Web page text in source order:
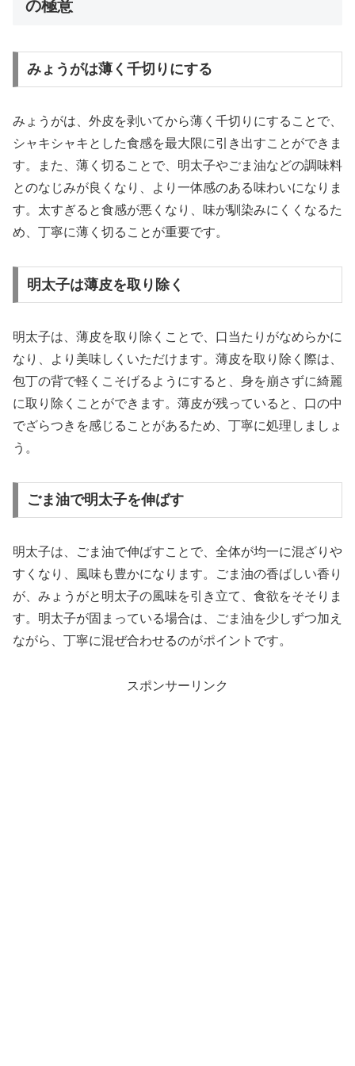
の極意
みょうがは薄く千切りにする
みょうがは、外皮を剥いてから薄く千切りにすることで、
シャキシャキとした食感を最大限に引き出すことができま
す。また、薄く切ることで、明太子やごま油などの調味料
とのなじみが良くなり、より一体感のある味わいになりま
す。太すぎると食感が悪くなり、味が馴染みにくくなるた
め、丁寧に薄く切ることが重要です。
明太子は薄皮を取り除く
明太子は、薄皮を取り除くことで、口当たりがなめらかに
なり、より美味しくいただけます。薄皮を取り除く際は、
包丁の背で軽くこそげるようにすると、身を崩さずに綺麗
に取り除くことができます。薄皮が残っていると、口の中
でざらつきを感じることがあるため、丁寧に処理しましょ
う。
ごま油で明太子を伸ばす
明太子は、ごま油で伸ばすことで、全体が均一に混ざりや
すくなり、風味も豊かになります。ごま油の香ばしい香り
が、みょうがと明太子の風味を引き立て、食欲をそそりま
す。明太子が固まっている場合は、ごま油を少しずつ加え
ながら、丁寧に混ぜ合わせるのがポイントです。
スポンサーリンク